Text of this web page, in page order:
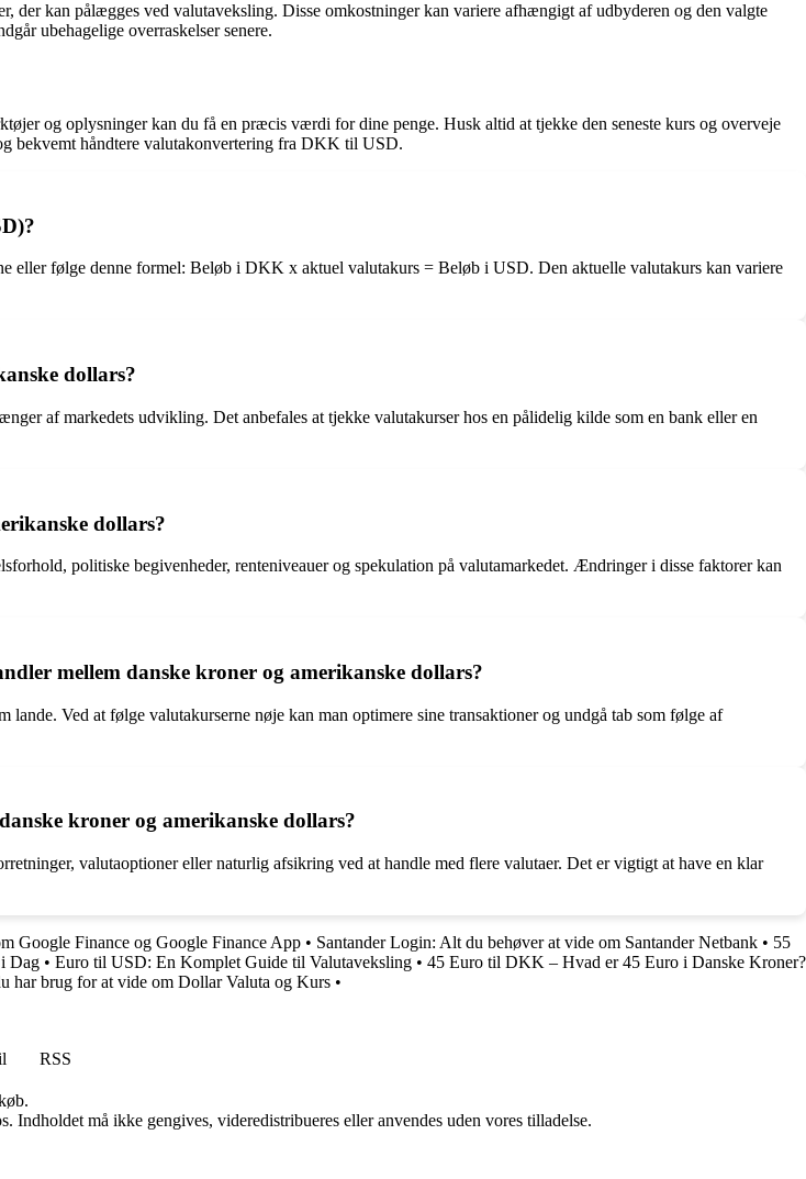
kan pålægges ved valutaveksling. Disse omkostninger kan variere afhængigt af udbyderen og den valgte
ubehagelige overraskelser senere.
og oplysninger kan du få en præcis værdi for dine penge. Husk altid at tjekke den seneste kurs og overveje
bekvemt håndtere valutakonvertering fra DKK til USD.
eller følge denne formel: Beløb i DKK x aktuel valutakurs = Beløb i USD. Den aktuelle valutakurs kan variere
dollars?
af markedets udvikling. Det anbefales at tjekke valutakurser hos en pålidelig kilde som en bank eller en
dollars?
politiske begivenheder, renteniveauer og spekulation på valutamarkedet. Ændringer i disse faktorer kan
mellem danske kroner og amerikanske dollars?
Ved at følge valutakurserne nøje kan man optimere sine transaktioner og undgå tab som følge af
kroner og amerikanske dollars?
valutaoptioner eller naturlig afsikring ved at handle med flere valutaer. Det er vigtigt at have en klar
Google Finance og Google Finance App • Santander Login: Alt du behøver at vide om Santander Netbank • 55
Dag • Euro til USD: En Komplet Guide til Valutaveksling • 45 Euro til DKK – Hvad er 45 Euro i Danske Kroner?
har brug for at vide om Dollar Valuta og Kurs •
RSS
må ikke gengives, videredistribueres eller anvendes uden vores tilladelse.